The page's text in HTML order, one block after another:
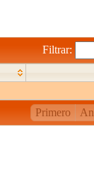
Filtrar:
Primero